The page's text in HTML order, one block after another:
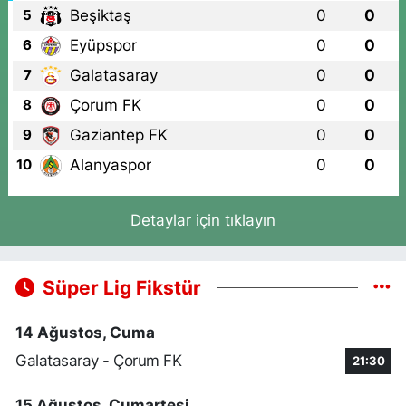
0 (216) 459 56 70
Alp Eczanesi
Mehmet Akif Mahallesi Süphan Sokak 8 A 1 Numaralı Sağlık Ocağı
Yanı ve Cuma Pazarı Başı
0 (212) 494 32 16 Yol Tarifi Al
Shell'den E-5'e çıkan yol üzerinde sağda
Miyase Eczanesi
Anadolu Mahallesi Hoca Ahmet Yesevi Caddesi 142 A Anadolu
Mahallesindeki SALI PAZARI sokağının sonundan SAĞA
dönüldüğünde ŞOK VE A101 MARKETLERİNİ geçtikten sonra
5 Beşiktaş 0 0
6 Eyüpspor 0 0
7 Galatasaray 0 0
8 Çorum FK 0 0
9 Gaziantep FK 0 0
10 Alanyaspor 0 0
Detaylar için tıklayın
Süper Lig Fikstür
14 Ağustos, Cuma
Galatasaray - Çorum FK
21:30